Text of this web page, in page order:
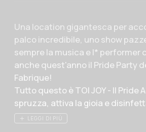
Descrizione evento
Una location gigantesca per
palco incredibile, uno show
sempre la musica e l* performer
anche quest'anno il Pride Party
Fabrique!
Tutto questo è TOI JOY - Il Pride
spruzza, attiva la gioia e
LEGGI DI PIÙ